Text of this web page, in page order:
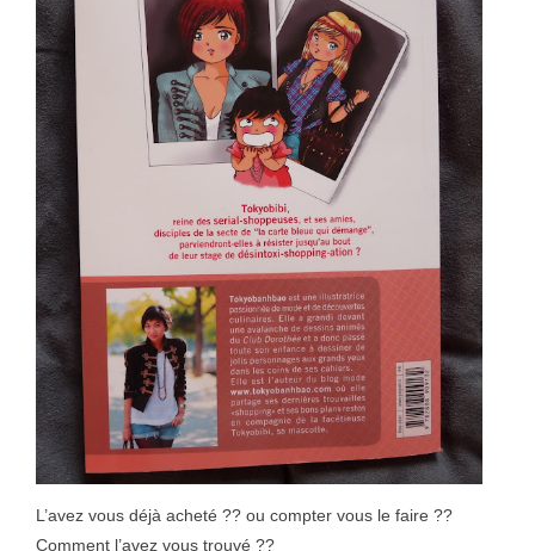
L’avez vous déjà acheté ?? ou compter vous le faire ??
Comment l’avez vous trouvé ??